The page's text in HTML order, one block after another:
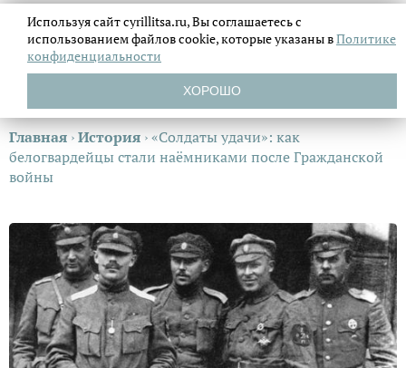
Главная ›История ›«Солдаты удачи»: как
белогвардейцы стали наёмниками после Гражданской
войны
Используя сайт cyrillitsa.ru, Вы соглашаетесь с
использованием файловcookie, которые указаны вПолитике
конфиденциальности
ХОРОШО